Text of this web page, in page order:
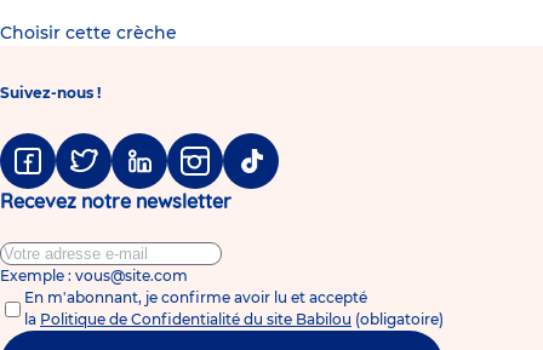
Choisir cette crèche
Suivez-nous !
FacebookTwitter LinkedinInstagramTiktok
Recevez notre newsletter
Exemple : vous@site.com
En m'abonnant, je confirme avoir lu et accepté
la Politique de Confidentialité du site Babilou (obligatoire)